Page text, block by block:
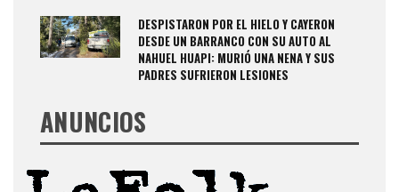
DESPISTARON POR EL HIELO Y CAYERON
DESDE UN BARRANCO CON SU AUTO AL
NAHUEL HUAPI: MURIÓ UNA NENA Y SUS
PADRES SUFRIERON LESIONES
ANUNCIOS